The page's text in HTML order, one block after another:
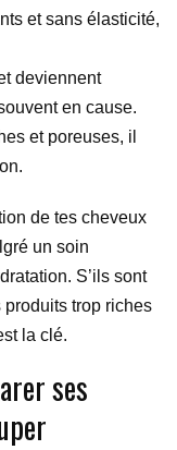
et sans élasticité,
deviennent
en cause.
et poreuses, il
de tes cheveux
un soin
S’ils sont
produits trop riches
la clé.
ses